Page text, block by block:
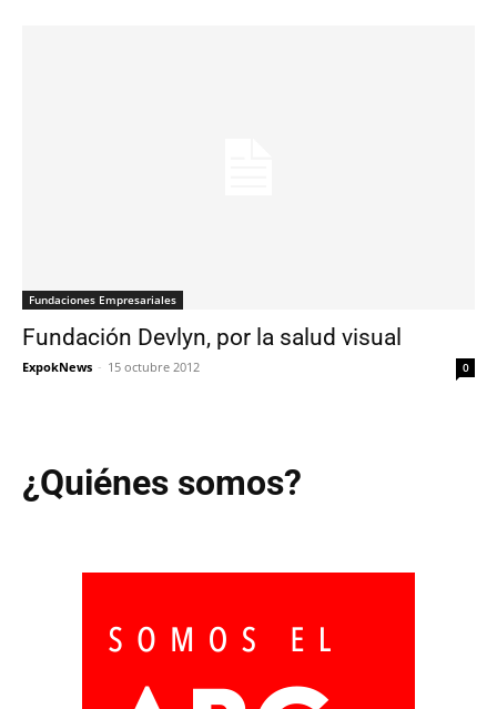
Fundaciones Empresariales
Fundación Devlyn, por la salud visual
ExpokNews - 15 octubre 2012 0
¿Quiénes somos?